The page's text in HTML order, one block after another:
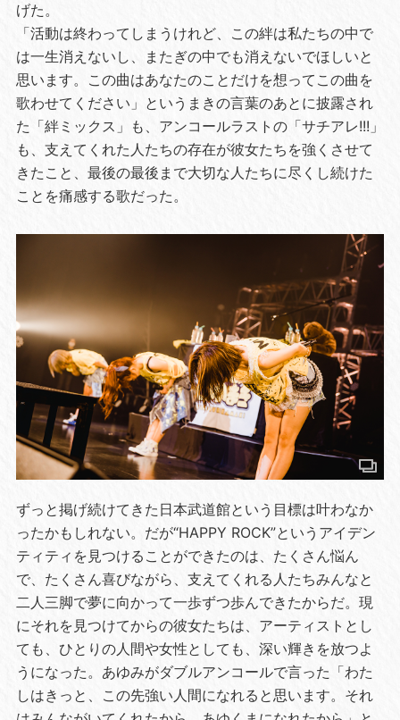
げた。
「活動は終わってしまうけれど、この絆は私たちの中で
は一生消えないし、またぎの中でも消えないでほしいと
思います。この曲はあなたのことだけを想ってこの曲を
歌わせてください」というまきの言葉のあとに披露され
た「絆ミックス」も、アンコールラストの「サチアレ!!!」
も、支えてくれた人たちの存在が彼女たちを強くさせて
きたこと、最後の最後まで大切な人たちに尽くし続けた
ことを痛感する歌だった。
ずっと掲げ続けてきた日本武道館という目標は叶わなか
ったかもしれない。だが“HAPPY ROCK”というアイデン
ティティを見つけることができたのは、たくさん悩ん
で、たくさん喜びながら、支えてくれる人たちみんなと
二人三脚で夢に向かって一歩ずつ歩んできたからだ。現
にそれを見つけてからの彼女たちは、アーティストとし
ても、ひとりの人間や女性としても、深い輝きを放つよ
うになった。あゆみがダブルアンコールで言った「わた
しはきっと、この先強い人間になれると思います。それ